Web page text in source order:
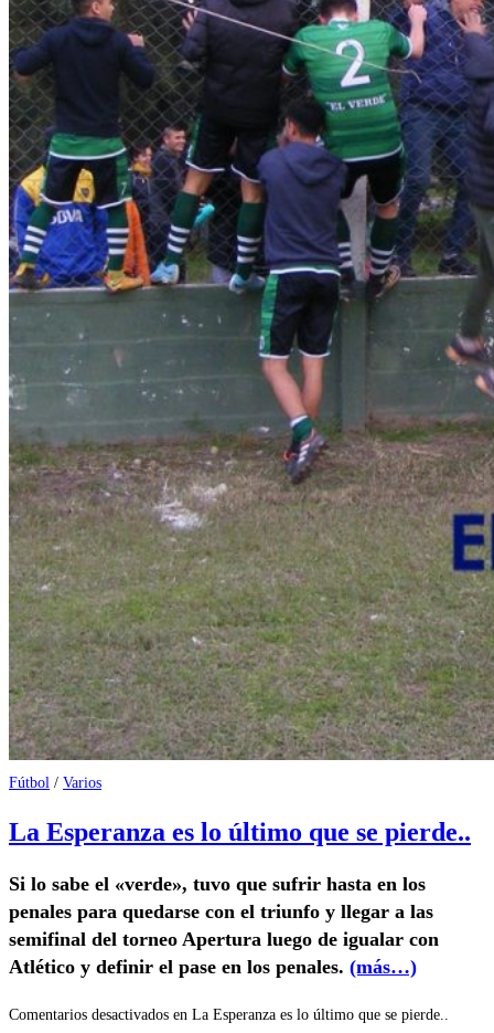
Fútbol / Varios
La Esperanza es lo último que se pierde..
Si lo sabe el «verde», tuvo que sufrir hasta en los
penales para quedarse con el triunfo y llegar a las
semifinal del torneo Apertura luego de igualar con
Atlético y definir el pase en los penales. (más…)
Comentarios desactivados en La Esperanza es lo último que se pierde..